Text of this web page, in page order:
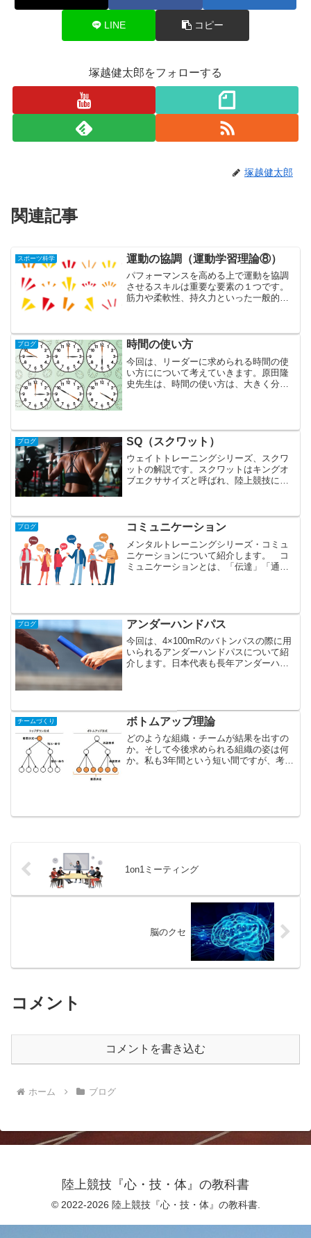
LINE コピー
塚越健太郎をフォローする
塚越健太郎
関連記事
スポーツ科学 運動の協調（運動学習理論⑧）
パフォーマンスを高める上で運動を協調
させるスキルは重要な要素の１つです。
筋力や柔軟性、持久力といった一般的な
に考えてみます。跳躍動作なので直接地
面に力を加えているのは、...
ブログ 時間の使い方
今回は、リーダーに求められる時間の使
い方にについて考えていきます。原田隆
史先生は、時間の使い方は、大きく分け
て、働いている時間のことで...
ブログ SQ（スクワット）
ウェイトトレーニングシリーズ、スクワ
ットの解説です。スクワットはキングオ
ブエクササイズと呼ばれ、陸上競技に限
の筋群も効果的に鍛えるこ...
ブログ コミュニケーション
メンタルトレーニングシリーズ・コミュ
ニケーションについて紹介します。 コ
ミュニケーションとは、「伝達」「通
ブログ アンダーハンドパス
今回は、4×100mRのバトンパスの際に用
いられるアンダーハンドパスについて紹
介します。日本代表も長年アンダーハン
ったので、渡す...
チームづくり ボトムアップ理論
どのような組織・チームが結果を出すの
か。そして今後求められる組織の姿は何
か。私も3年間という短い間ですが、考
1on1ミーティング
脳のクセ
コメント
コメントを書き込む
ホーム ブログ
陸上競技『心・技・体』の教科書
© 2022-2026 陸上競技『心・技・体』の教科書.